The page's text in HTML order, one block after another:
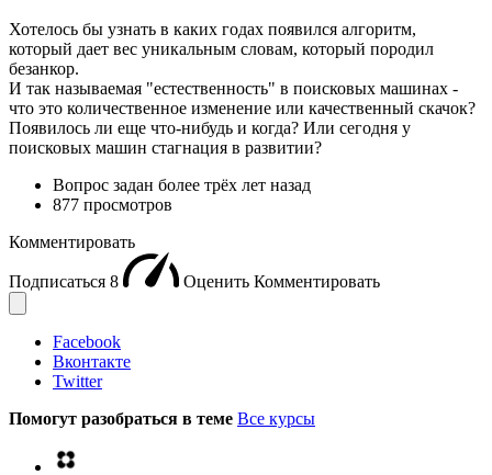
Хотелось бы узнать в каких годах появился алгоритм,
который дает вес уникальным словам, который породил
безанкор.
И так называемая "естественность" в поисковых машинах -
что это количественное изменение или качественный скачок?
Появилось ли еще что-нибудь и когда? Или сегодня у
поисковых машин стагнация в развитии?
Вопрос задан более трёх лет назад
877 просмотров
Комментировать
Подписаться 8 Оценить Комментировать
Facebook
Вконтакте
Twitter
Помогут разобраться в теме Все курсы